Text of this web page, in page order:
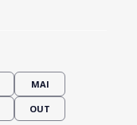
MAI
OUT